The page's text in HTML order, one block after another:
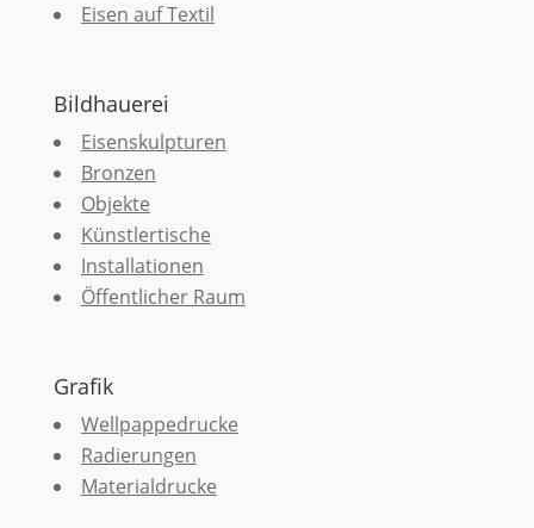
Eisen auf Textil
Bildhauerei
Eisenskulpturen
Bronzen
Objekte
Künstlertische
Installationen
Öffentlicher Raum
Grafik
Wellpappedrucke
Radierungen
Materialdrucke